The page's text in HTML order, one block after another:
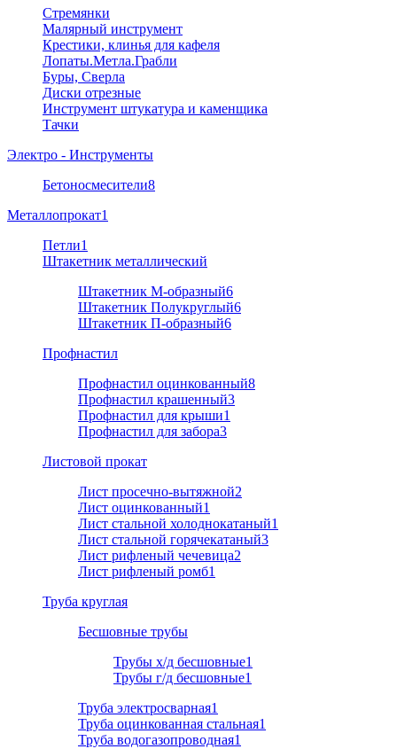
Стремянки
Малярный инструмент
Крестики, клинья для кафеля
Лопаты.Метла.Грабли
Буры, Сверла
Диски отрезные
Инструмент штукатура и каменщика
Тачки
Электро - Инструменты
Бетоносмесители8
Металлопрокат1
Петли1
Штакетник металлический
Штакетник М-образный6
Штакетник Полукруглый6
Штакетник П-образный6
Профнастил
Профнастил оцинкованный8
Профнастил крашенный3
Профнастил для крыши1
Профнастил для забора3
Листовой прокат
Лист просечно-вытяжной2
Лист оцинкованный1
Лист стальной холоднокатаный1
Лист стальной горячекатаный3
Лист рифленый чечевица2
Лист рифленый ромб1
Труба круглая
Бесшовные трубы
Трубы х/д бесшовные1
Трубы г/д бесшовные1
Труба электросварная1
Труба оцинкованная стальная1
Труба водогазопроводная1